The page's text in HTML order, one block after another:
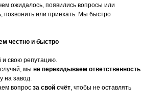
ожидалось, появились вопросы или
позвонить или приехать. Мы быстро
честно и быстро
свою репутацию.
мы не перекидываем ответственность
на завод.
вопрос за свой счёт, чтобы не оставлять